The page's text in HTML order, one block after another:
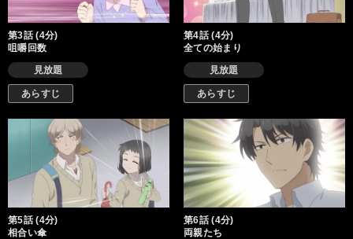
第3話 (4分)
咀嚼回数
見放題
あらすじ
第4話 (4分)
全ての始まり
見放題
あらすじ
第5話 (4分)
相合い傘
第6話 (4分)
両親たち